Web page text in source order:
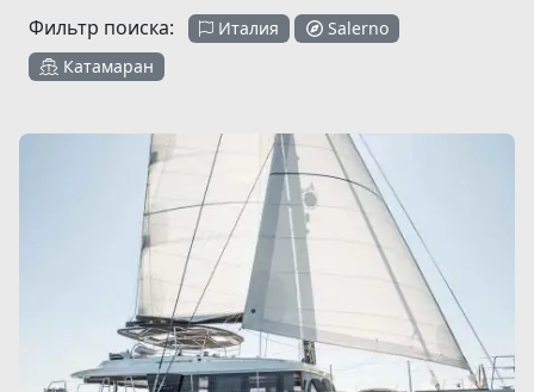
Фильтр поиска: Италия
Salerno
Катамаран